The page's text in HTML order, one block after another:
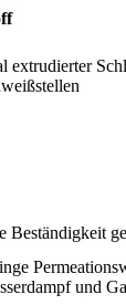
extrudierter
Beständigkeit
und